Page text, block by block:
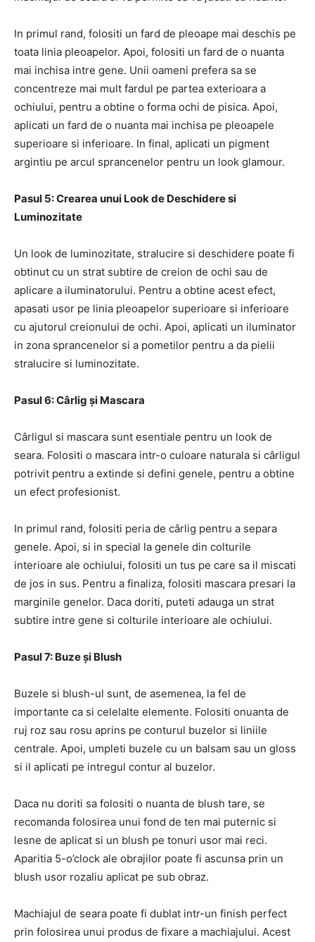
In primul rand, folositi un fard de pleoape mai deschis pe
toata linia pleoapelor. Apoi, folositi un fard de o nuanta
mai inchisa intre gene. Unii oameni prefera sa se
concentreze mai mult fardul pe partea exterioara a
ochiului, pentru a obtine o forma ochi de pisica. Apoi,
aplicati un fard de o nuanta mai inchisa pe pleoapele
superioare si inferioare. In final, aplicati un pigment
argintiu pe arcul sprancenelor pentru un look glamour.
Pasul 5: Crearea unui Look de Deschidere si
Luminozitate
Un look de luminozitate, stralucire si deschidere poate fi
obtinut cu un strat subtire de creion de ochi sau de
aplicare a iluminatorului. Pentru a obtine acest efect,
apasati usor pe linia pleoapelor superioare si inferioare
cu ajutorul creionului de ochi. Apoi, aplicati un iluminator
in zona sprancenelor si a pometilor pentru a da pielii
stralucire si luminozitate.
Pasul 6: Cârlig și Mascara
Cârligul si mascara sunt esentiale pentru un look de
seara. Folositi o mascara intr-o culoare naturala si cârligul
potrivit pentru a extinde si defini genele, pentru a obtine
un efect profesionist.
In primul rand, folositi peria de cârlig pentru a separa
genele. Apoi, si in special la genele din colturile
interioare ale ochiului, folositi un tus pe care sa il miscati
de jos in sus. Pentru a finaliza, folositi mascara presari la
marginile genelor. Daca doriti, puteti adauga un strat
subtire intre gene si colturile interioare ale ochiului.
Pasul 7: Buze și Blush
Buzele si blush-ul sunt, de asemenea, la fel de
importante ca si celelalte elemente. Folositi onuanta de
ruj roz sau rosu aprins pe conturul buzelor si liniile
centrale. Apoi, umpleti buzele cu un balsam sau un gloss
si il aplicati pe intregul contur al buzelor.
Daca nu doriti sa folositi o nuanta de blush tare, se
recomanda folosirea unui fond de ten mai puternic si
lesne de aplicat si un blush pe tonuri usor mai reci.
Aparitia 5-o’clock ale obrajilor poate fi ascunsa prin un
blush usor rozaliu aplicat pe sub obraz.
Machiajul de seara poate fi dublat intr-un finish perfect
prin folosirea unui produs de fixare a machiajului. Acest